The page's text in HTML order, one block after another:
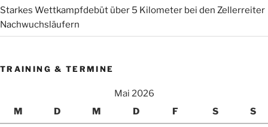
Starkes Wettkampfdebüt über 5 Kilometer bei den Zellerreiter
Nachwuchsläufern
TRAINING & TERMINE
Mai 2026
M
D M D F S S